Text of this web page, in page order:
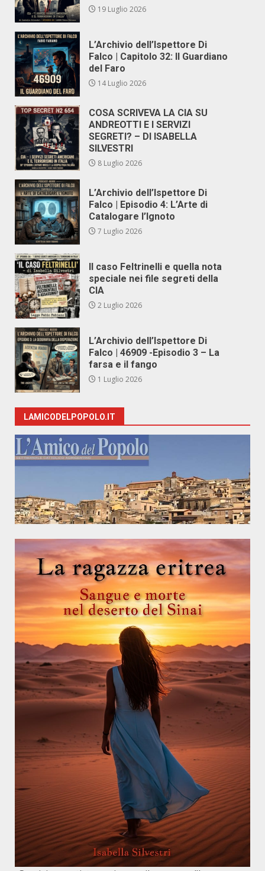
19 Luglio 2026
L’Archivio dell’Ispettore Di
Falco | Capitolo 32: Il Guardiano
del Faro
14 Luglio 2026
COSA SCRIVEVA LA CIA SU
ANDREOTTI E I SERVIZI
SEGRETI? – DI ISABELLA
SILVESTRI
8 Luglio 2026
L’Archivio dell’Ispettore Di
Falco | Episodio 4: L’Arte di
Catalogare l’Ignoto
7 Luglio 2026
Il caso Feltrinelli e quella nota
speciale nei file segreti della
CIA
2 Luglio 2026
L’Archivio dell’Ispettore Di
Falco | 46909 -Episodio 3 – La
farsa e il fango
1 Luglio 2026
LAMICODELPOPOLO.IT